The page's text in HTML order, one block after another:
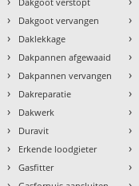
› Dakgoot vervangen
› Daklekkage
› Dakpannen afgewaaid
› Dakpannen vervangen
› Dakreparatie
› Dakwerk
› Duravit
› Erkende loodgieter
› Gasfitter
›
›
›
›
›
›
›
›
›